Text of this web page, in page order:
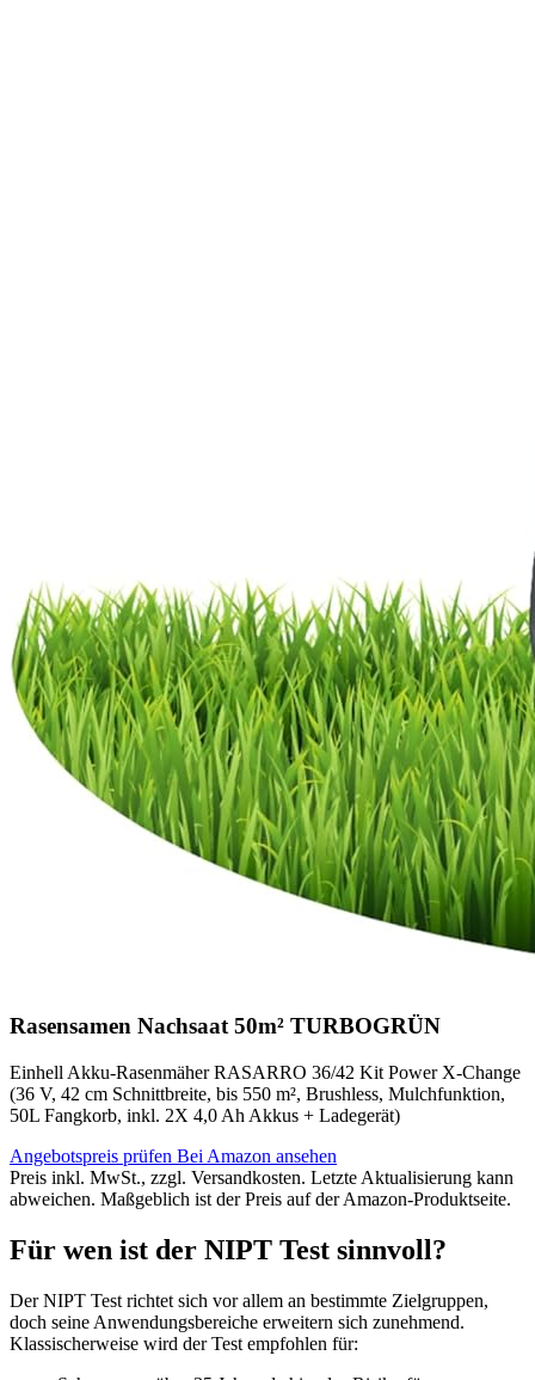
Rasensamen Nachsaat 50m² TURBOGRÜN
Einhell Akku-Rasenmäher RASARRO 36/42 Kit Power X-Change
(36 V, 42 cm Schnittbreite, bis 550 m², Brushless, Mulchfunktion,
50L Fangkorb, inkl. 2X 4,0 Ah Akkus + Ladegerät)
Angebotspreis prüfen Bei Amazon ansehen
Preis inkl. MwSt., zzgl. Versandkosten. Letzte Aktualisierung kann
abweichen. Maßgeblich ist der Preis auf der Amazon-Produktseite.
Für wen ist der NIPT Test sinnvoll?
Der NIPT Test richtet sich vor allem an bestimmte Zielgruppen,
doch seine Anwendungsbereiche erweitern sich zunehmend.
Klassischerweise wird der Test empfohlen für: